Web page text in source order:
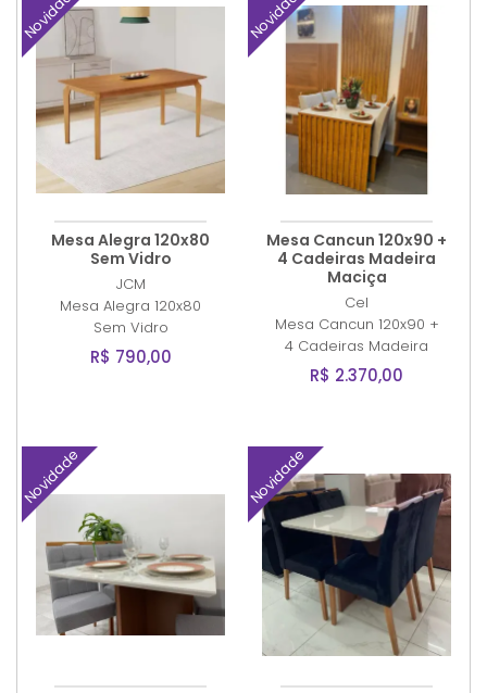
Mesa Alegra 120x80
Sem Vidro
JCM
Mesa Alegra 120x80
Sem Vidro
R$ 790,00
Mesa Cancun 120x90 +
4 Cadeiras Madeira
Maciça
Cel
Mesa Cancun 120x90 +
4 Cadeiras Madeira
R$ 2.370,00
Novidade Novidade